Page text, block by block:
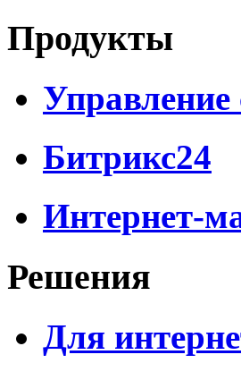
Продукты
Управление
Битрикс24
Интернет-
Решения
Для